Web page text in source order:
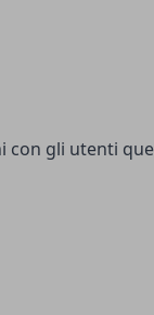
con gli utenti